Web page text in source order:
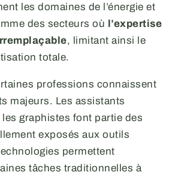
les domaines de l’énergie et
des secteurs où l’expertise
, limitant ainsi le
totale.
professions connaissent
majeurs. Les assistants
graphistes font partie des
exposés aux outils
permettent
tâches traditionnelles à